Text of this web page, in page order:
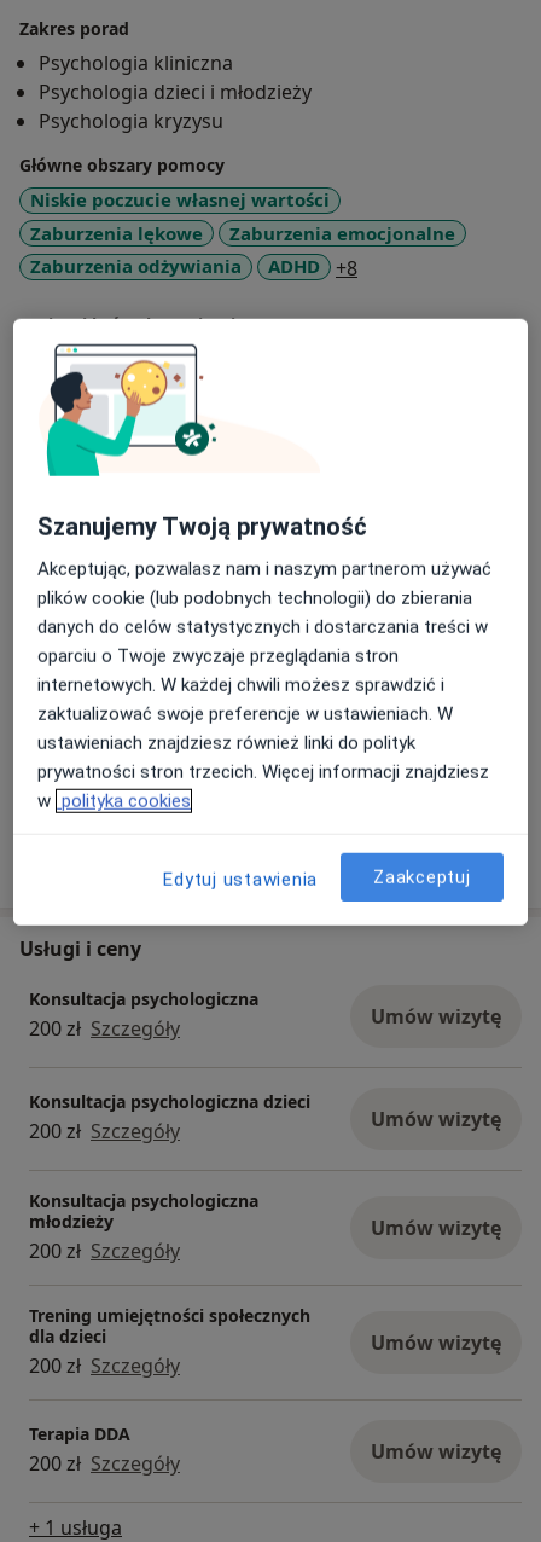
Zakres porad
Psychologia kliniczna
Psychologia dzieci i młodzieży
Psychologia kryzysu
Główne obszary pomocy
Niskie poczucie własnej wartości
Zaburzenia lękowe
Zaburzenia emocjonalne
Zaburzenia odżywiania
ADHD +8
Pacjenci których przyjmuję
Dorośli
Dzieci w wieku od 6 lat (Tylko pod niektórymi
adresami)
Rodzaje konsultacji
Zobacz galerię (3)
o doświadczeniu
Usługi i ceny
Konsultacja psychologiczna
200 zł Szczegóły Umów wizytę
Konsultacja psychologiczna dzieci
200 zł Szczegóły Umów wizytę
Konsultacja psychologiczna
młodzieży
200 zł Szczegóły
Umów wizytę
Trening umiejętności społecznych
dla dzieci
200 zł Szczegóły
Umów wizytę
Terapia DDA
200 zł Szczegóły Umów wizytę
+ 1 usługa
Szanujemy Twoją prywatność
Akceptując, pozwalasz nam i naszym partnerom używać
plików cookie (lub podobnych technologii) do zbierania
danych do celów statystycznych i dostarczania treści w
oparciu o Twoje zwyczaje przeglądania stron
internetowych. W każdej chwili możesz sprawdzić i
zaktualizować swoje preferencje w ustawieniach. W
ustawieniach znajdziesz również linki do polityk
prywatności stron trzecich. Więcej informacji znajdziesz
w polityka cookies
Edytuj ustawienia Zaakceptuj